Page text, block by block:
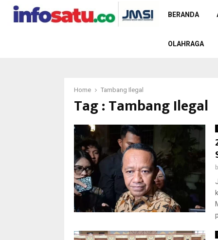
BERANDA
OLAHRAGA
Home Tambang Ilegal
Tag : Tambang Ilegal